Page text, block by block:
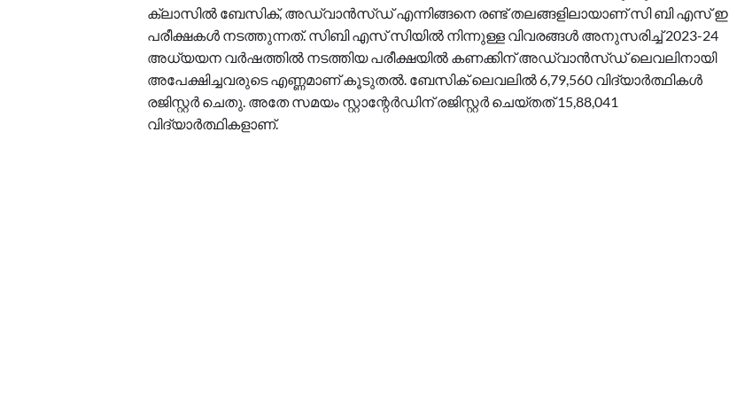
ക്ലാസിൽ ബേസിക്, അഡ്വാൻസ്ഡ് എന്നിങ്ങനെ രണ്ട് തലങ്ങളിലായാണ് സി ബി എസ് ഇ
പരീക്ഷകൾ നടത്തുന്നത്. സിബി എസ് സിയിൽ നിന്നുള്ള വിവരങ്ങൾ അനുസരിച്ച് 2023-24
അധ്യയന വർഷത്തിൽ നടത്തിയ പരീക്ഷയിൽ കണക്കിന് അഡ്വാൻസ്ഡ് ലെവലിനായി
അപേക്ഷിച്ചവരുടെ എണ്ണമാണ് കൂടുതൽ. ബേസിക് ലെവലിൽ 6,79,560 വിദ്യാർത്ഥികൾ
രജിസ്റ്റർ ചെതു. അതേ സമയം സ്റ്റാന്റേർഡിന് രജിസ്റ്റർ ചെയ്തത് 15,88,041
വിദ്യാർത്ഥികളാണ്.